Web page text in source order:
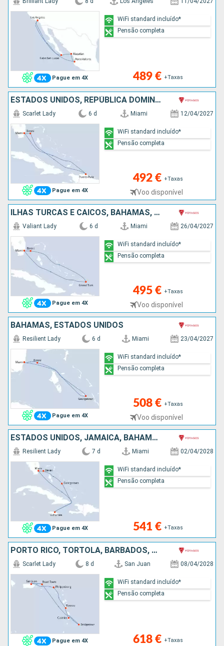
Pague em 4X 489 € +Taxas
WiFi standard incluído*
Pensão completa
ESTADOS UNIDOS, REPÚBLICA DOMINICANA, BAHAMAS
Pague em 4X
Scarlet Lady 6 d Miami 12/04/2027
492 € +Taxas
Voo disponível
WiFi standard incluído*
Pensão completa
ILHAS TURCAS E CAICOS, BAHAMAS, ESTADOS UNIDOS
Pague em 4X
Valiant Lady 6 d Miami 26/04/2027
495 € +Taxas
Voo disponível
WiFi standard incluído*
Pensão completa
BAHAMAS, ESTADOS UNIDOS
Pague em 4X
Resilient Lady 6 d Miami 23/04/2027
508 € +Taxas
Voo disponível
WiFi standard incluído*
Pensão completa
ESTADOS UNIDOS, JAMAICA, BAHAMAS
Pague em 4X
Resilient Lady 7 d Miami 02/04/2028
541 € +Taxas
WiFi standard incluído*
Pensão completa
PORTO RICO, TORTOLA, BARBADOS, SANTA LÚCIA, DOMINICA, SÃO MARTINHO
Pague em 4X
Scarlet Lady 8 d San Juan 08/04/2028
618 € +Taxas
WiFi standard incluído*
Pensão completa